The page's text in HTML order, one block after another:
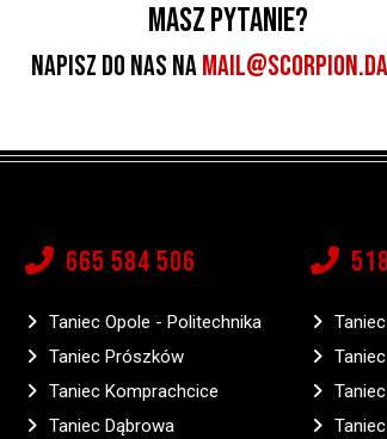
Masz pytanie?
Napisz do nas na
665 584 506
Taniec Opole - Politechnika
Taniec Prószków
Taniec Komprachcice
Taniec Dąbrowa